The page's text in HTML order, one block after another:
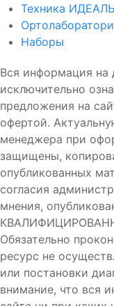
Техника
Наборы
Вся информация на
исключительно
предложения на
офертой.
менеджера при
защищены,
опубликованных
согласия
мнения,
Обязательно
ресурс не
или постановки
внимание, что вся